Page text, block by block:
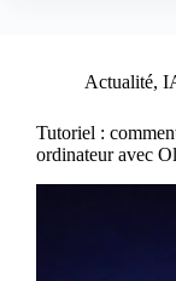
Actualité,
Tutoriel :
ordinateur avec